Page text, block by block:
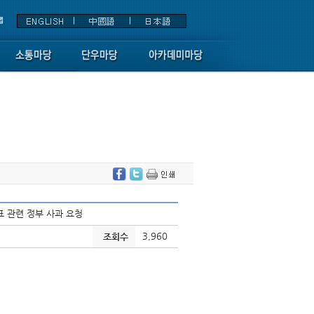
관련 정부 사과 요청
조회수 3,960